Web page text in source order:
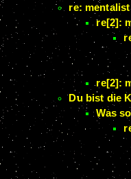
re: mentalist
re[2]:
re[2]:
Du bist die
Was